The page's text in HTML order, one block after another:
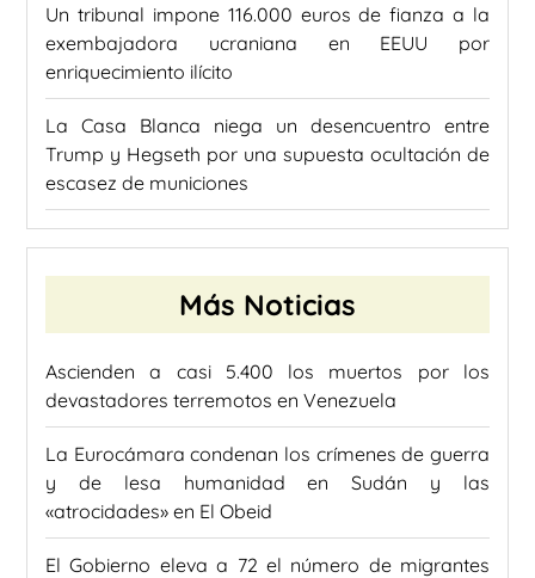
Un tribunal impone 116.000 euros de fianza a la
exembajadora ucraniana en EEUU por
enriquecimiento ilícito
La Casa Blanca niega un desencuentro entre
Trump y Hegseth por una supuesta ocultación de
escasez de municiones
Más Noticias
Ascienden a casi 5.400 los muertos por los
devastadores terremotos en Venezuela
La Eurocámara condenan los crímenes de guerra
y de lesa humanidad en Sudán y las
«atrocidades» en El Obeid
El Gobierno eleva a 72 el número de migrantes